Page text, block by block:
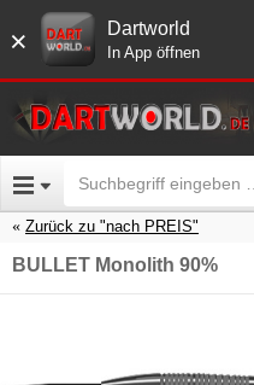
× Dartworld
In App öffnen
Zurück zu "nach PREIS"
BULLET Monolith 90%